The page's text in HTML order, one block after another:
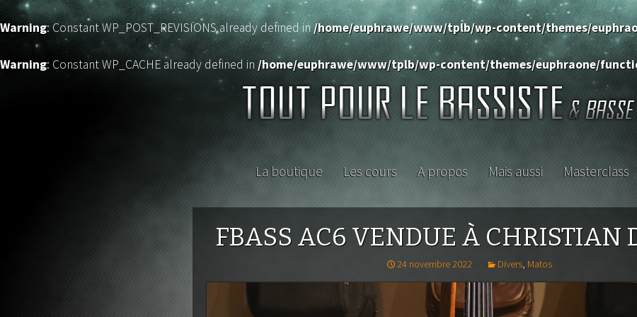
Warning: Constant WP_POST_REVISIONS already defined in/home/euphrawe/www/tplb/wp-content/themes/
Warning: Constant WP_CACHE already defined in /home/euphrawe/www/tplb/wp-content/themes/euphraone/
TOUT POUR LE BASSISTE
La boutique
Aguilar
EBS
Eden
Basses
ALEMBIC
ARIA
F-BASS
Divers
Méthodes
Les cours
A propos
Rencontres
Mais aussi
Promotions
Petites annonces
Concerts
Masterclass
FBASS AC6 VENDUE À CHRISTIAN
24 novembre 2022 Divers, Matos